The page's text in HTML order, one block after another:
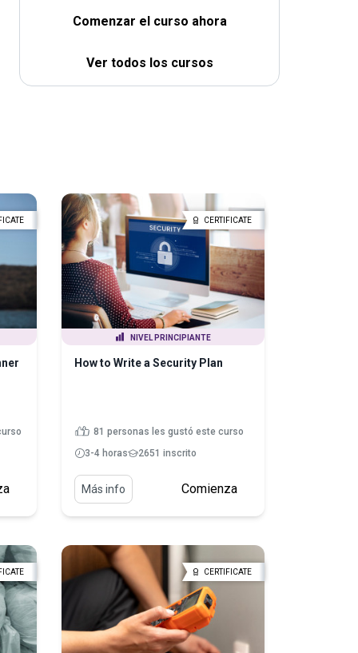
Comenzar el curso ahora
Ver todos los cursos
CERTIFICATE
NIVEL PRINCIPIANTE
How to Write a Security Plan
81 personas les gustó este curso
3-4 horas
2651 inscrito
Más info Comienza
CERTIFICATE